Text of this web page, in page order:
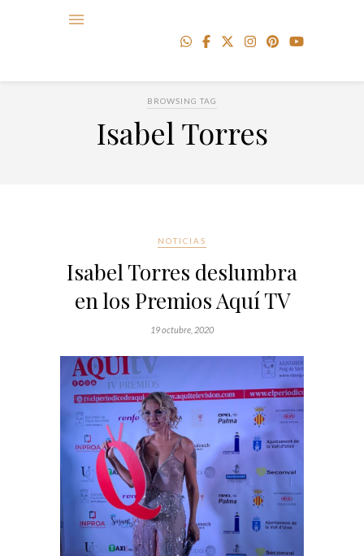
BROWSING TAG
Isabel Torres
NOTICIAS
Isabel Torres deslumbra
en los Premios Aquí TV
19 octubre, 2020